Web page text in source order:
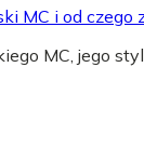
MC i od czego
MC, jego